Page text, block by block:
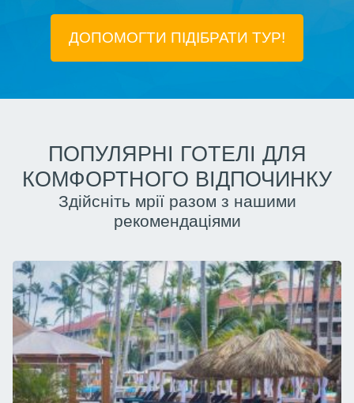
ДОПОМОГТИ ПІДIБРАТИ ТУР!
ПОПУЛЯРНІ ГОТЕЛІ ДЛЯ
КОМФОРТНОГО ВІДПОЧИНКУ
Здійсніть мрії разом з нашими
рекомендаціями